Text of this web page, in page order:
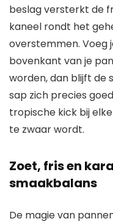
beslag versterkt de
kaneel rondt het
overstemmen. Voeg
bovenkant van je
worden, dan blijft de
sap zich precies
tropische kick bij
te zwaar wordt.
Zoet, fris en
smaakbalans
De magie van